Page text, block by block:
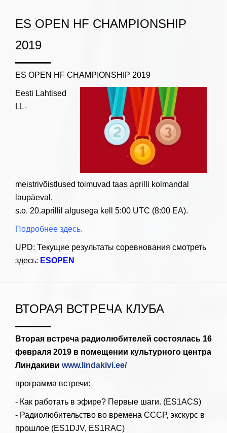
ES OPEN HF CHAMPIONSHIP
2019
ES OPEN HF CHAMPIONSHIP 2019
Eesti Lahtised
LL-
meistrivõistlused toimuvad taas aprilli kolmandal
laupäeval,
s.o. 20.aprillil algusega kell 5:00 UTC (8:00 EA).
Подробнее здесь.
UPD: Текущие результаты соревнования смотреть
здесь: ESOPEN
ВТОРАЯ ВСТРЕЧА КЛУБА
Вторая встреча радиолюбителей состоялась 16
февраля 2019 в помещении культурного центра
Линдакиви www.lindakivi.ee/
программа встречи:
- Как работать в эфире? Первые шаги. (ES1ACS)
- Радиолюбительство во времена СССР, экскурс в
прошлое (ES1DJV, ES1RAC)